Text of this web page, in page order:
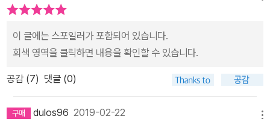
이 글에는 스포일러가 포함되어 있습니다.
회색 영역을 클릭하면 내용을 확인할 수 있습니다.
공감 (7) 댓글 (0)
dulos96 2019-02-22